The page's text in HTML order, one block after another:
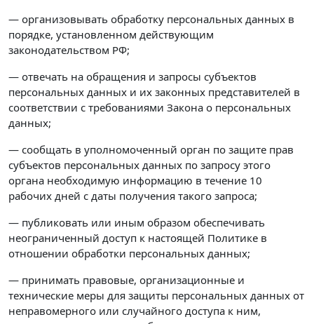
— организовывать обработку персональных данных в
порядке, установленном действующим
законодательством РФ;
— отвечать на обращения и запросы субъектов
персональных данных и их законных представителей в
соответствии с требованиями Закона о персональных
данных;
— сообщать в уполномоченный орган по защите прав
субъектов персональных данных по запросу этого
органа необходимую информацию в течение 10
рабочих дней с даты получения такого запроса;
— публиковать или иным образом обеспечивать
неограниченный доступ к настоящей Политике в
отношении обработки персональных данных;
— принимать правовые, организационные и
технические меры для защиты персональных данных от
неправомерного или случайного доступа к ним,